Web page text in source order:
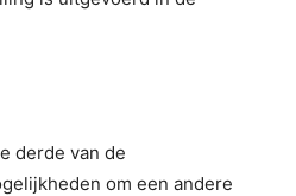
derde van de
om een andere